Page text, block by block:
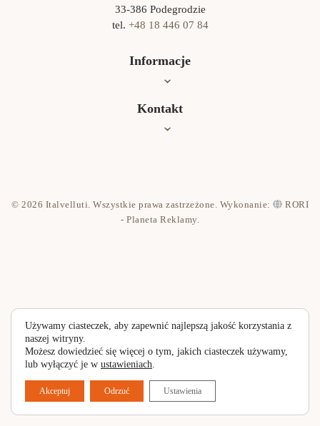
33-386 Podegrodzie
tel. +48 18 446 07 84
Informacje
Oferta
Kontakt
Polityka prywatności
© 2026 Italvelluti. Wszystkie prawa zastrzeżone. Wykonanie:
RORI
- Planeta Reklamy.
Używamy ciasteczek, aby zapewnić najlepszą jakość korzystania z
naszej witryny.
Możesz dowiedzieć się więcej o tym, jakich ciasteczek używamy,
lub wyłączyć je w ustawieniach.
Akceptuj Odrzuć Ustawienia